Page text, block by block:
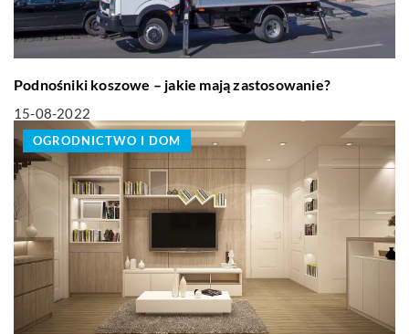
Podnośniki koszowe – jakie mają zastosowanie?
15-08-2022
OGRODNICTWO I DOM